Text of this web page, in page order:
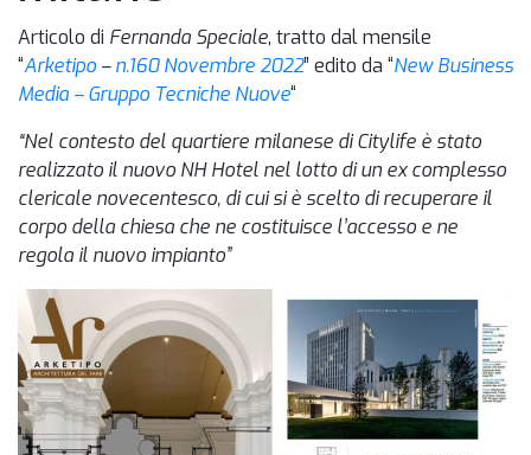
Articolo di Fernanda Speciale, tratto dal mensile
“Arketipo –n.160 Novembre 2022” edito da “New Business
Media – Gruppo Tecniche Nuove“
“Nel contesto del quartiere milanese di Citylife è stato
realizzato il nuovo NH Hotel nel lotto di un ex complesso
clericale novecentesco, di cui si è scelto di recuperare il
corpo della chiesa che ne costituisce l’accesso e ne
regola il nuovo impianto”